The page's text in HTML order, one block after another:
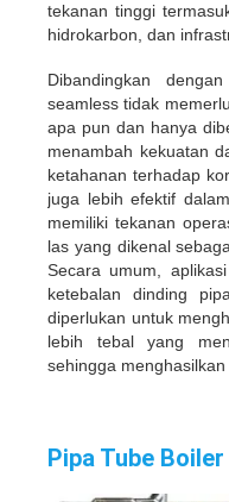
tekanan tinggi
hidrokarbon, dan
Dibandingkan
seamless tidak
apa pun dan hanya
menambah kekuatan
ketahanan terhadap
juga lebih efektif
memiliki tekanan
las yang dikenal
Secara umum,
ketebalan dinding
diperlukan untuk
lebih tebal yang
sehingga
Pipa Tube Boiler